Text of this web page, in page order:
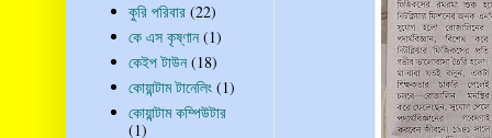
কুরি পরিবার (22)
কে এস কৃষ্ণান (1)
কেইপ টাউন (18)
কোয়ান্টাম টানেলিং (1)
কোয়ান্টাম কম্পিউটার
(1)